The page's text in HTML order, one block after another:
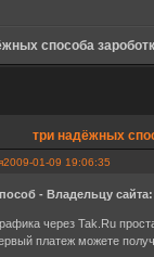
способа
три надёжных
2009-01-09 19:06:35
- Владельцу сайта:
через Tak.Ru
платеж можете